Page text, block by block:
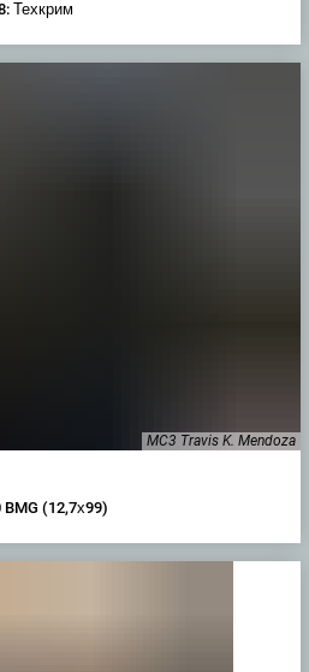
Техкрим
MC3 Travis K. Mendoza
(12,7х99)